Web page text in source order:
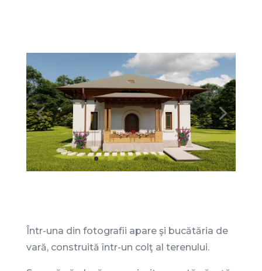
Într-una din fotografii apare şi bucătăria de
vară, construită într-un colţ al terenului.